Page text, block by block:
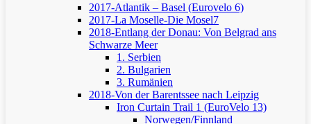
2017-Atlantik – Basel (Eurovelo 6)
2017-La Moselle-Die Mosel7
2018-Entlang der Donau: Von Belgrad ans
Schwarze Meer
1. Serbien
2. Bulgarien
3. Rumänien
2018-Von der Barentssee nach Leipzig
Iron Curtain Trail 1 (EuroVelo 13)
Norwegen/Finnland